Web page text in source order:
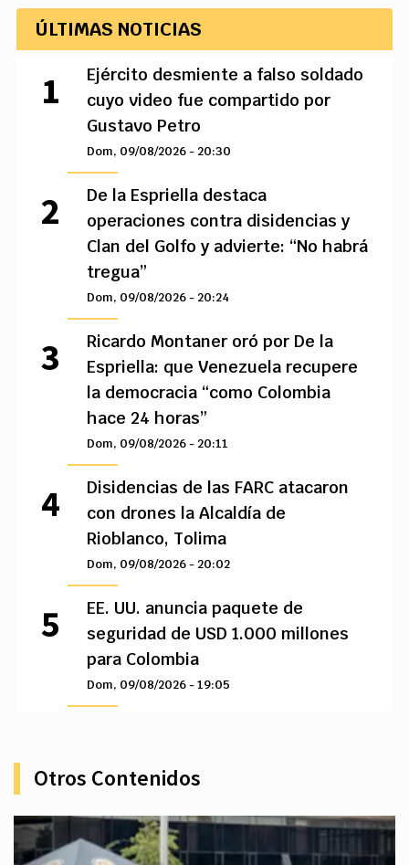
ÚLTIMAS NOTICIAS
Ejército desmiente a falso soldado
cuyo video fue compartido por
Gustavo Petro
Dom, 09/08/2026 - 20:30
De la Espriella destaca
operaciones contra disidencias y
Clan del Golfo y advierte: “No habrá
tregua”
Dom, 09/08/2026 - 20:24
Ricardo Montaner oró por De la
Espriella: que Venezuela recupere
la democracia “como Colombia
hace 24 horas”
Dom, 09/08/2026 - 20:11
Disidencias de las FARC atacaron
con drones la Alcaldía de
Rioblanco, Tolima
Dom, 09/08/2026 - 20:02
EE. UU. anuncia paquete de
seguridad de USD 1.000 millones
para Colombia
Dom, 09/08/2026 - 19:05
Otros Contenidos